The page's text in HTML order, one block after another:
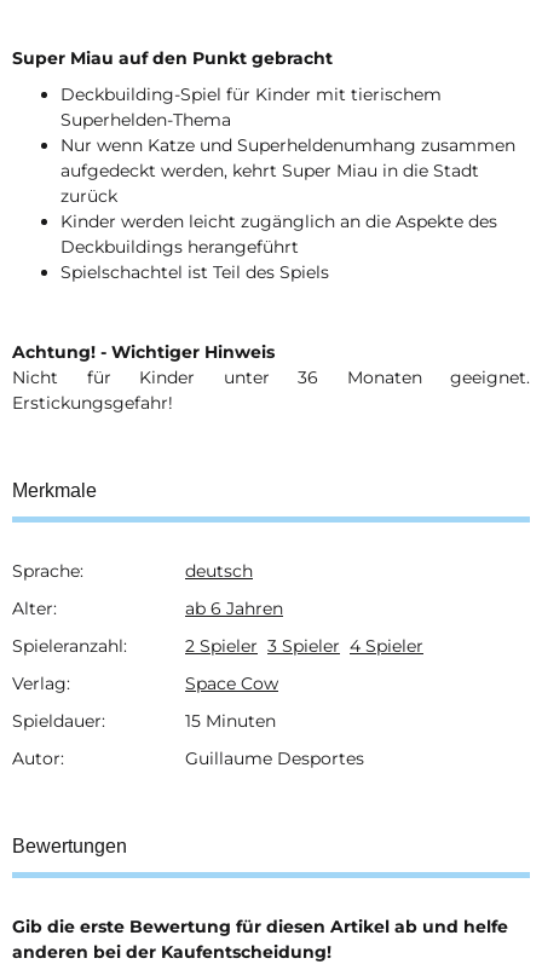
Super Miau auf den Punkt gebracht
Deckbuilding-Spiel für Kinder mit tierischem
Superhelden-Thema
Nur wenn Katze und Superheldenumhang zusammen
aufgedeckt werden, kehrt Super Miau in die Stadt
zurück
Kinder werden leicht zugänglich an die Aspekte des
Deckbuildings herangeführt
Spielschachtel ist Teil des Spiels
Achtung! - Wichtiger Hinweis
Nicht für Kinder unter 36 Monaten geeignet.
Erstickungsgefahr!
Merkmale
Produkteigenschaft
Wert
Sprache:
deutsch
Alter:
ab 6 Jahren
Spieleranzahl:
2 Spieler 3 Spieler 4 Spieler
Verlag:
Space Cow
Spieldauer:
15 Minuten
Autor:
Guillaume Desportes
Bewertungen
Gib die erste Bewertung für diesen Artikel ab und helfe
anderen bei der Kaufentscheidung!